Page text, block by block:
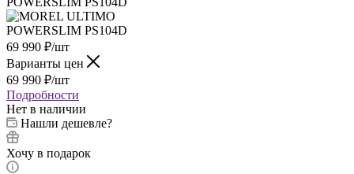
69 990 ₽/шт
Варианты цен
69 990 ₽/шт
Подробности
Нет в наличии
Нашли дешевле?
Хочу в подарок